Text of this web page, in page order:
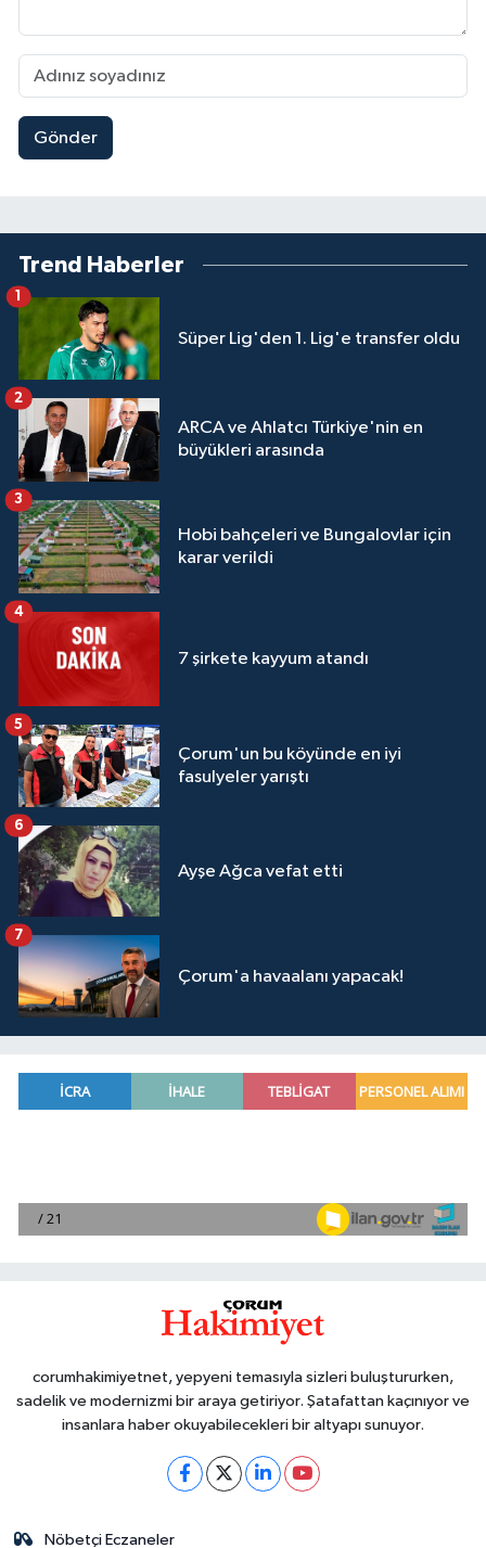
Gönder
Trend Haberler
Süper Lig'den 1. Lig'e transfer oldu
1
ARCA ve Ahlatcı Türkiye'nin en
büyükleri arasında
2
Hobi bahçeleri ve Bungalovlar için
karar verildi
3
7 şirkete kayyum atandı
4
Çorum'un bu köyünde en iyi
fasulyeler yarıştı
5
Ayşe Ağca vefat etti
6
Çorum'a havaalanı yapacak!
7
corumhakimiyetnet, yepyeni temasıyla sizleri buluştururken,
sadelik ve modernizmi bir araya getiriyor. Şatafattan kaçınıyor ve
insanlara haber okuyabilecekleri bir altyapı sunuyor.
Nöbetçi Eczaneler